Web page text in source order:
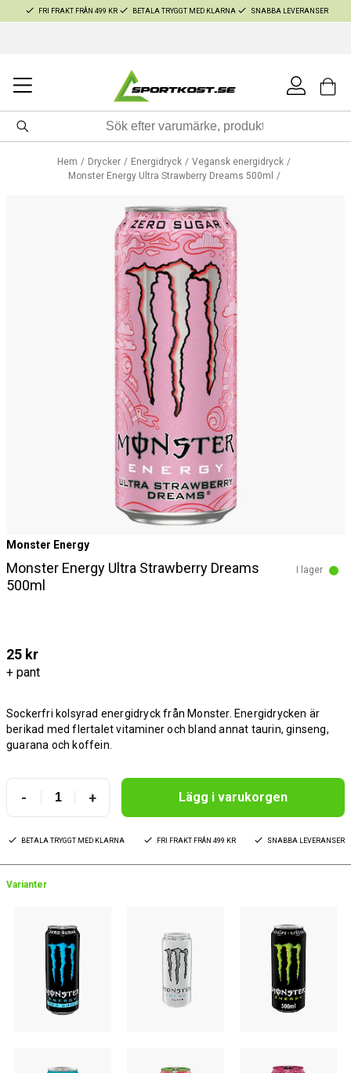
FRI FRAKT FRÅN 499 KR BETALA TRYGGT MED KLARNA SNABBA LEVERANSER
Hem Drycker Energidryck
Vegansk energidryck
Monster Energy Ultra Strawberry Dreams 500ml
Monster Energy
Monster Energy Ultra Strawberry Dreams
500ml
I lager
25 kr
+ pant
Sockerfri kolsyrad energidryck från Monster. Energidrycken är
berikad med flertalet vitaminer och bland annat taurin, ginseng,
guarana och koffein.
- + Lägg i varukorgen
BETALA TRYGGT MED KLARNA FRI FRAKT FRÅN 499 KR SNABBA LEVERANSER
Varianter